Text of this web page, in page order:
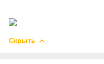
Скрыть